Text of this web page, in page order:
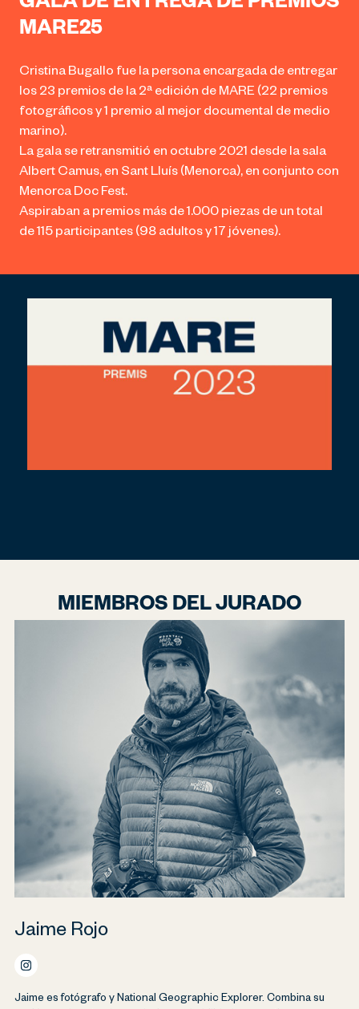
MARE25
Cristina Bugallo fue la persona encargada de entregar
los 23 premios de la 2ª edición de MARE (22 premios
fotográficos y 1 premio al mejor documental de medio
marino).
La gala se retransmitió en octubre 2021 desde la sala
Albert Camus, en Sant Lluís (Menorca), en conjunto con
Menorca Doc Fest.
Aspiraban a premios más de 1.000 piezas de un total
de 115 participantes (98 adultos y 17 jóvenes).
MIEMBROS DEL JURADO
Jaime Rojo
Jaime es fotógrafo y National Geographic Explorer. Combina su